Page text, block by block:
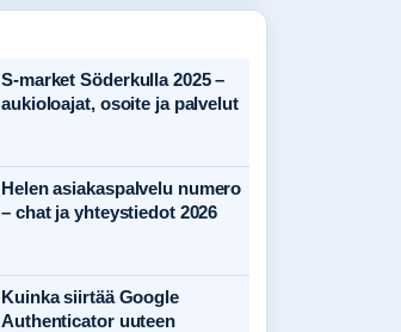
S-market Söderkulla 2025 –
aukioloajat, osoite ja palvelut
Helen asiakaspalvelu numero
– chat ja yhteystiedot 2026
Kuinka siirtää Google
Authenticator uuteen